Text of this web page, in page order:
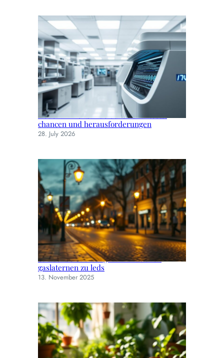
Neue familienbande durch dna-tests:
chancen und herausforderungen
28. July 2026
Straßenbeleuchtung im wandel: von
gaslaternen zu leds
13. November 2025